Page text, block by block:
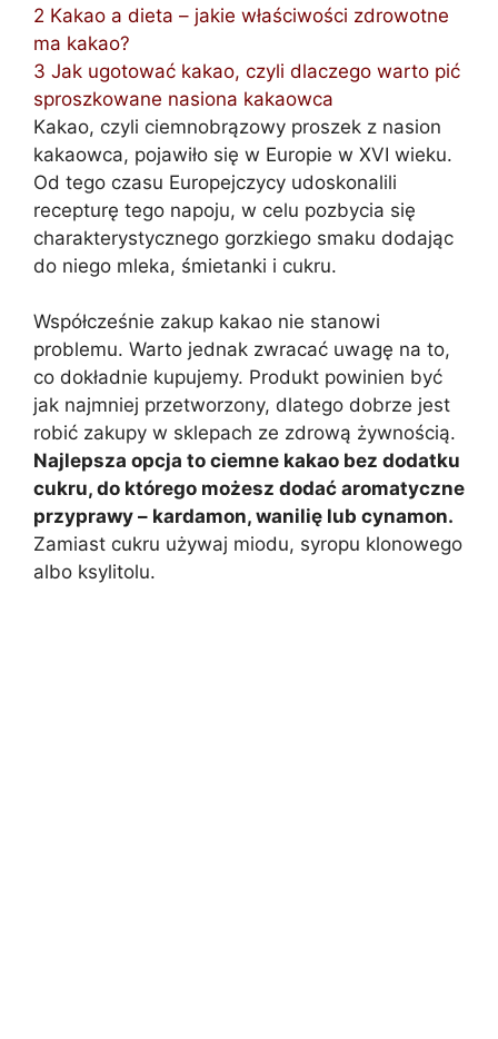
2 Kakao a dieta – jakie właściwości zdrowotne
ma kakao?
3 Jak ugotować kakao, czyli dlaczego warto pić
sproszkowane nasiona kakaowca
Kakao, czyli ciemnobrązowy proszek z nasion
kakaowca, pojawiło się w Europie w XVI wieku.
Od tego czasu Europejczycy udoskonalili
recepturę tego napoju, w celu pozbycia się
charakterystycznego gorzkiego smaku dodając
do niego mleka, śmietanki i cukru.
Współcześnie zakup kakao nie stanowi
problemu. Warto jednak zwracać uwagę na to,
co dokładnie kupujemy. Produkt powinien być
jak najmniej przetworzony, dlatego dobrze jest
robić zakupy w sklepach ze zdrową żywnością.
Najlepsza opcja to ciemne kakao bez dodatku
cukru, do którego możesz dodać aromatyczne
przyprawy – kardamon, wanilię lub cynamon.
Zamiast cukru używaj miodu, syropu klonowego
albo ksylitolu.